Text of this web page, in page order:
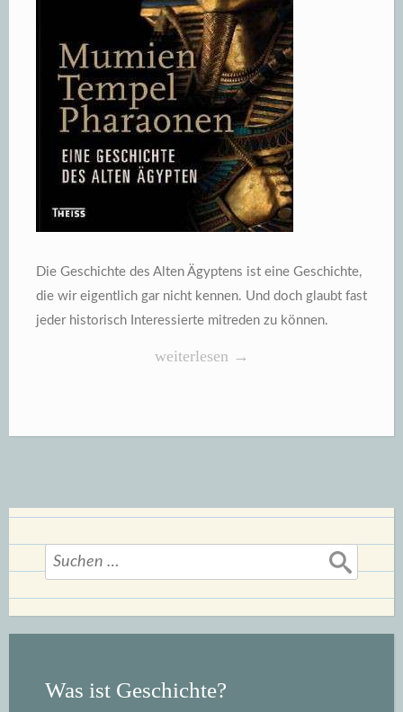
Die Geschichte des Alten Ägyptens ist eine Geschichte,
die wir eigentlich gar nicht kennen. Und doch glaubt fast
jeder historisch Interessierte mitreden zu können.
„Mumien,
von
weiterlesen →
Suchen
nach:
Was ist Geschichte?